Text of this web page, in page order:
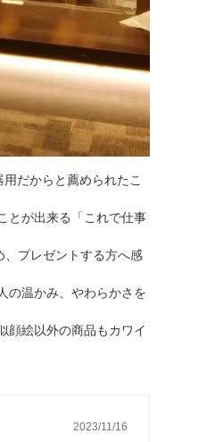
だからと薦められたこ
とが出来る「これで仕事
プレゼントする方へ感
の温かみ、やわらかさを
顔絵以外の商品もカワイ
2023/11/16